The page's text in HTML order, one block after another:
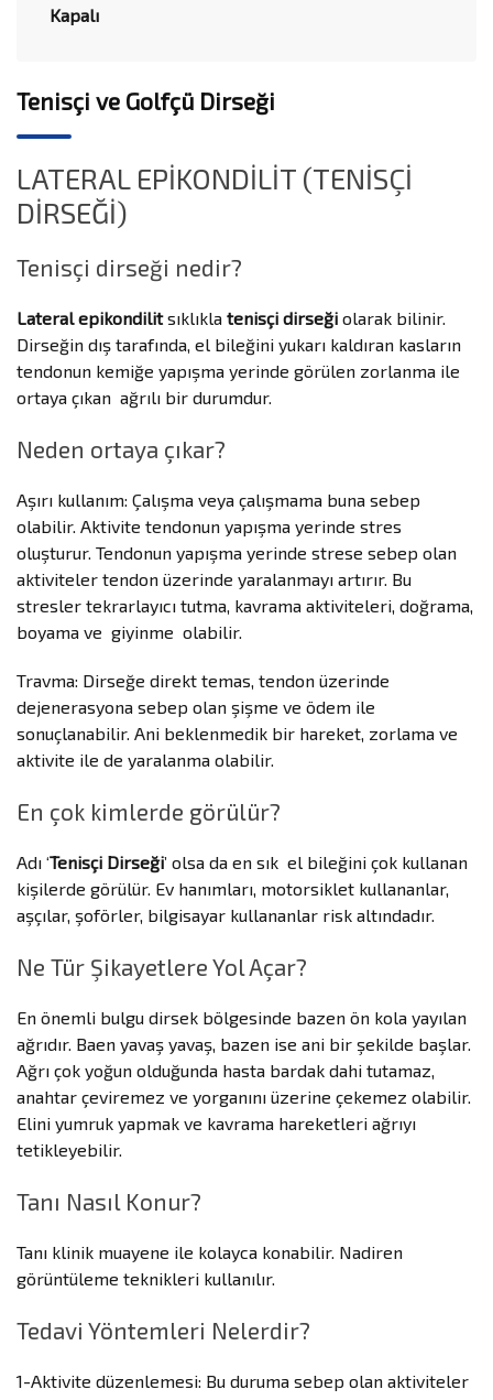
Kapalı
Tenisçi ve Golfçü Dirseği
LATERAL EPİKONDİLİT (TENİSÇİ
DİRSEĞİ)
Tenisçi dirseği nedir?
Lateral epikondilitsıklıkla tenisçi dirseği olarak bilinir.
Dirseğin dış tarafında, el bileğini yukarı kaldıran kasların
tendonun kemiğe yapışma yerinde görülen zorlanma ile
ortaya çıkan ağrılı bir durumdur.
Neden ortaya çıkar?
Aşırı kullanım: Çalışma veya çalışmama buna sebep
olabilir. Aktivite tendonun yapışma yerinde stres
oluşturur. Tendonun yapışma yerinde strese sebep olan
aktiviteler tendon üzerinde yaralanmayı artırır. Bu
stresler tekrarlayıcı tutma, kavrama aktiviteleri, doğrama,
boyama ve giyinme olabilir.
Travma: Dirseğe direkt temas, tendon üzerinde
dejenerasyona sebep olan şişme ve ödem ile
sonuçlanabilir. Ani beklenmedik bir hareket, zorlama ve
aktivite ile de yaralanma olabilir.
En çok kimlerde görülür?
Adı ‘Tenisçi Dirseği’ olsa da en sık el bileğini çok kullanan
kişilerde görülür. Ev hanımları, motorsiklet kullananlar,
aşçılar, şoförler, bilgisayar kullananlar risk altındadır.
Ne Tür Şikayetlere Yol Açar?
En önemli bulgu dirsek bölgesinde bazen ön kola yayılan
ağrıdır. Baen yavaş yavaş, bazen ise ani bir şekilde başlar.
Ağrı çok yoğun olduğunda hasta bardak dahi tutamaz,
anahtar çeviremez ve yorganını üzerine çekemez olabilir.
Elini yumruk yapmak ve kavrama hareketleri ağrıyı
tetikleyebilir.
Tanı Nasıl Konur?
Tanı klinik muayene ile kolayca konabilir. Nadiren
görüntüleme teknikleri kullanılır.
Tedavi Yöntemleri Nelerdir?
1-Aktivite düzenlemesi: Bu duruma sebep olan aktiviteler